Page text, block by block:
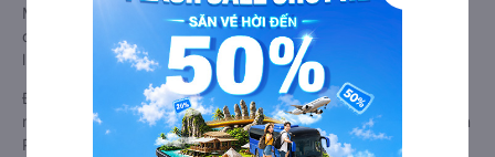
Mỹ - Bà Rịa-Vũng Tàu từ Quận 8 - Sài Gòn đạt 4.7 / 5 điểm
dựa trên các tiêu chí như: Chất lượng xe, Đúng giờ, Chất
lượng phục vụ.
Đánh giá này được viết trực tiếp bởi các khách hàng đã trải
nghiệm dịch vụ của các hãng xe ghế ngồi đi Quận 8 - Sài Gòn
Phú Mỹ - Bà Rịa-Vũng Tàu .